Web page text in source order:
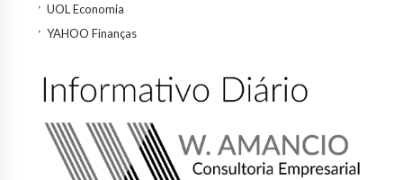
UOL Economia
YAHOO Finanças